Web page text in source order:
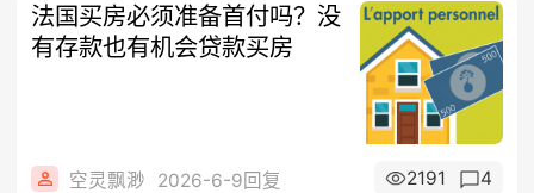
法国买房必须准备首付吗？没
有存款也有机会贷款买房
空灵飘渺 2026-6-9回复 2191 4